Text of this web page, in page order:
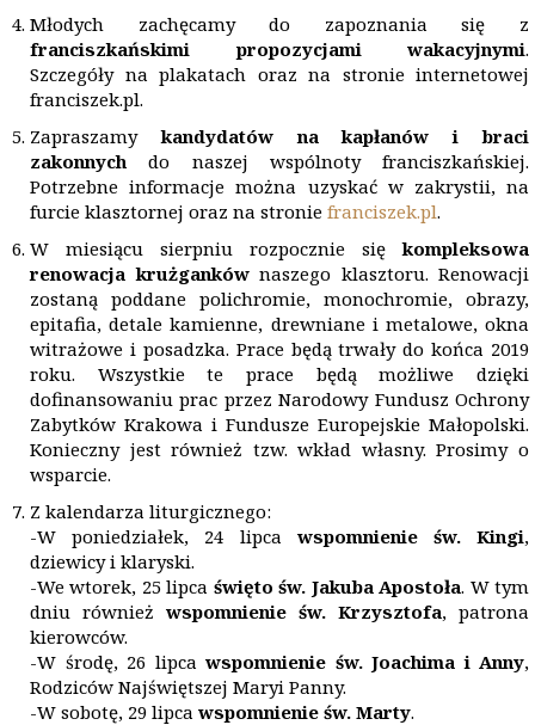
Młodych zachęcamy do zapoznania się z
franciszkańskimi propozycjami wakacyjnymi.
Szczegóły na plakatach oraz na stronie internetowej
franciszek.pl.
Zapraszamykandydatów na kapłanów i braci
zakonnych do naszej wspólnoty franciszkańskiej.
Potrzebne informacje można uzyskać w zakrystii, na
furcie klasztornej oraz na stronie franciszek.pl.
W miesiącu sierpniu rozpocznie siękompleksowa
renowacja krużgankównaszego klasztoru. Renowacji
zostaną poddane polichromie, monochromie, obrazy,
epitafia, detale kamienne, drewniane i metalowe, okna
witrażowe i posadzka. Prace będą trwały do końca 2019
roku. Wszystkie te prace będą możliwe dzięki
dofinansowaniu prac przez Narodowy Fundusz Ochrony
Zabytków Krakowa i Fundusze Europejskie Małopolski.
Konieczny jest również tzw. wkład własny. Prosimy o
wsparcie.
Z kalendarza liturgicznego:
-W poniedziałek, 24 lipca wspomnienie św. Kingi,
dziewicy i klaryski.
-We wtorek, 25 lipca święto św. Jakuba Apostoła. W tym
dniu również wspomnienie św. Krzysztofa, patrona
kierowców.
-W środę, 26 lipca wspomnienie św. Joachima i Anny,
Rodziców Najświętszej Maryi Panny.
-W sobotę, 29 lipca wspomnienie św. Marty.